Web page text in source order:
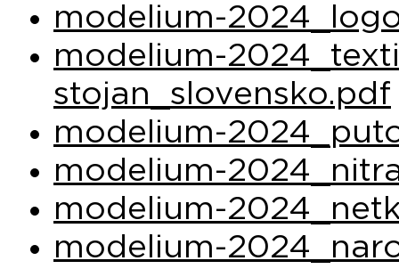
modelium-
modelium-
stojan_slovensko.pdf
modelium-
modelium-
modelium-
modelium-